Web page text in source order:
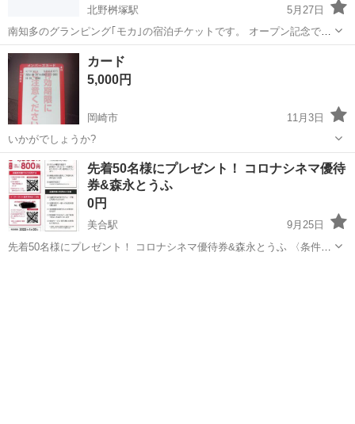
北野桝塚駅
5月27日
南知多のグランピング｢モカ｣の宿泊チケットです。 オープン記念で購
入しましたが、予定が合わない為、出品します。 期限が、7月末まで
なので、よろしくお願いいたします。
愛知 岡崎市 北野桝塚駅
カード
5,000円
岡崎市
11月3日
いかがでしょうか?
愛知 岡崎市 プリペイドカード カード
先着50名様にプレゼント！ コロナシネマ優待
券&森永とうふ
0円
美合駅
9月25日
先着50名様にプレゼント！ コロナシネマ優待券&森永とうふ 〈条件〉